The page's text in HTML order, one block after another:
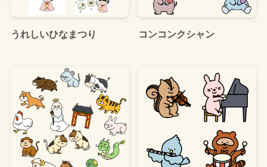
うれしいひなまつり コンコンクシャン